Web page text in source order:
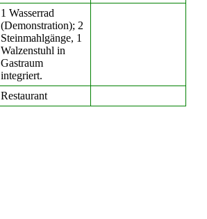
1 Wasserrad
(Demonstration); 2
Steinmahlgänge, 1
Walzenstuhl in
Gastraum
integriert.
Restaurant